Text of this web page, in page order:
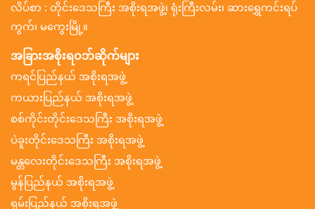
လိပ်စာ : တိုင်းဒေသကြီး အစိုးရအဖွဲ့၊ ရုံးကြီးလမ်း၊ ဆားရွှေကင်းရပ်
ကွက်၊ မကွေးမြို့။
အခြားအစိုးရဝဘ်ဆိုက်များ
ကရင်ပြည်နယ် အစိုးရအဖွဲ့
ကယားပြည်နယ် အစိုးရအဖွဲ့
စစ်ကိုင်းတိုင်းဒေသကြီး အစိုးရအဖွဲ့
ပဲခူးတိုင်းဒေသကြီး အစိုးရအဖွဲ့
မန္တလေးတိုင်းဒေသကြီး အစိုးရအဖွဲ့
မွန်ပြည်နယ် အစိုးရအဖွဲ့
ရှမ်းပြည်နယ် အစိုးရအဖွဲ့